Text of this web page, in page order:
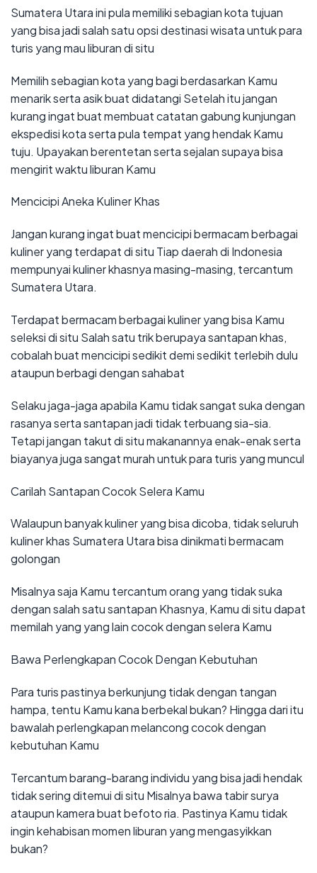
Sumatera Utara ini pula memiliki sebagian kota tujuan
yang bisa jadi salah satu opsi destinasi wisata untuk para
turis yang mau liburan di situ
Memilih sebagian kota yang bagi berdasarkan Kamu
menarik serta asik buat didatangi Setelah itu jangan
kurang ingat buat membuat catatan gabung kunjungan
ekspedisi kota serta pula tempat yang hendak Kamu
tuju. Upayakan berentetan serta sejalan supaya bisa
mengirit waktu liburan Kamu
Mencicipi Aneka Kuliner Khas
Jangan kurang ingat buat mencicipi bermacam berbagai
kuliner yang terdapat di situ Tiap daerah di Indonesia
mempunyai kuliner khasnya masing-masing, tercantum
Sumatera Utara.
Terdapat bermacam berbagai kuliner yang bisa Kamu
seleksi di situ Salah satu trik berupaya santapan khas,
cobalah buat mencicipi sedikit demi sedikit terlebih dulu
ataupun berbagi dengan sahabat
Selaku jaga-jaga apabila Kamu tidak sangat suka dengan
rasanya serta santapan jadi tidak terbuang sia-sia.
Tetapi jangan takut di situ makanannya enak-enak serta
biayanya juga sangat murah untuk para turis yang muncul
Carilah Santapan Cocok Selera Kamu
Walaupun banyak kuliner yang bisa dicoba, tidak seluruh
kuliner khas Sumatera Utara bisa dinikmati bermacam
golongan
Misalnya saja Kamu tercantum orang yang tidak suka
dengan salah satu santapan Khasnya, Kamu di situ dapat
memilah yang yang lain cocok dengan selera Kamu
Bawa Perlengkapan Cocok Dengan Kebutuhan
Para turis pastinya berkunjung tidak dengan tangan
hampa, tentu Kamu kana berbekal bukan? Hingga dari itu
bawalah perlengkapan melancong cocok dengan
kebutuhan Kamu
Tercantum barang-barang individu yang bisa jadi hendak
tidak sering ditemui di situ Misalnya bawa tabir surya
ataupun kamera buat befoto ria. Pastinya Kamu tidak
ingin kehabisan momen liburan yang mengasyikkan
bukan?